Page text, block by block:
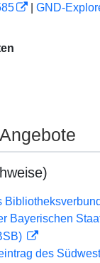
GND-
Bayerischen
des